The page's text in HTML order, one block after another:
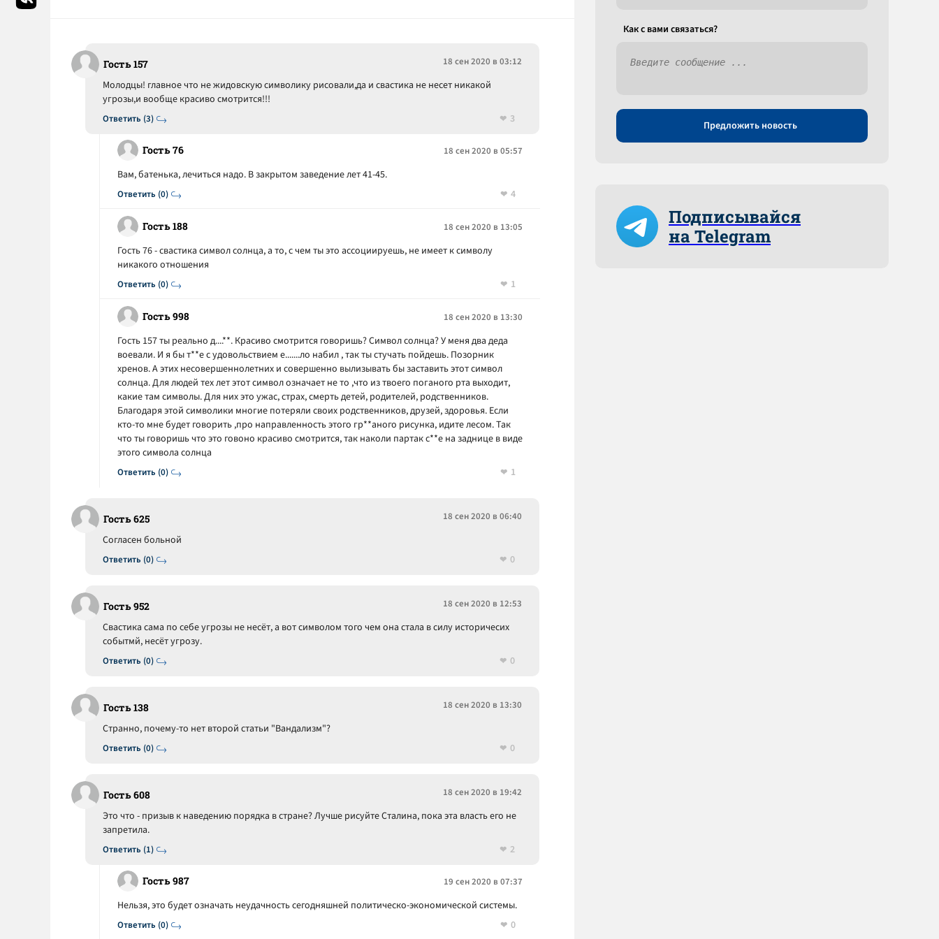
Гость 157 18 сен 2020 в 03:12
Ответить (3)
Молодцы! главное что не жидовскую символику рисовали,да и свастика не несет никакой
угрозы,и вообще красиво смотрится!!!
3
Гость 76 18 сен 2020 в 05:57
Ответить (0)
Вам, батенька, лечиться надо. В закрытом заведение лет 41-45.
4
Гость 188 18 сен 2020 в 13:05
Ответить (0)
Гость 76 - свастика символ солнца, а то, с чем ты это ассоциируешь, не имеет к символу
никакого отношения
1
Гость 998 18 сен 2020 в 13:30
Ответить (0)
Гость 157 ты реально д....**. Красиво смотрится говоришь? Символ солнца? У меня два деда
воевали. И я бы т**е с удовольствием е.......ло набил , так ты стучать пойдешь. Позорник
хренов. А этих несовершеннолетних и совершенно вылизывать бы заставить этот символ
солнца. Для людей тех лет этот символ означает не то ,что из твоего поганого рта выходит,
какие там символы. Для них это ужас, страх, смерть детей, родителей, родственников.
Благодаря этой символики многие потеряли своих родственников, друзей, здоровья. Если
кто-то мне будет говорить ,про направленность этого гр**аного рисунка, идите лесом. Так
что ты говоришь что это говоно красиво смотрится, так наколи партак с**е на заднице в виде
этого символа солнца
1
Гость 625 18 сен 2020 в 06:40
Ответить (0)
Согласен больной
0
Гость 952 18 сен 2020 в 12:53
Ответить (0)
Свастика сама по себе угрозы не несёт, а вот символом того чем она стала в силу историчесих
событмй, несёт угрозу.
0
Гость 138 18 сен 2020 в 13:30
Ответить (0)
Странно, почему-то нет второй статьи "Вандализм"?
0
Гость 608 18 сен 2020 в 19:42
Ответить (1)
Это что - призыв к наведению порядка в стране? Лучше рисуйте Сталина, пока эта власть его не
запретила.
2
Гость 987 19 сен 2020 в 07:37
Ответить (0)
Нельзя, это будет означать неудачность сегодняшней политическо-экономической системы.
0
Как c вами связаться?
Предложить новость
Подписывайся
на Telegram